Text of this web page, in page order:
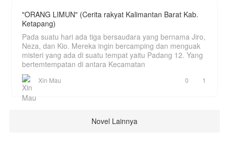
"ORANG LIMUN" (Cerita rakyat Kalimantan Barat Kab.
Ketapang)
Pada suatu hari ada tiga bersaudara yang bernama Jiro,
Neza, dan Kio. Mereka ingin bercamping dan menguak
misteri yang ada di suatu tempat yaitu Padang 12. Yang
bertemtempatan di antara Kecamatan
Xin Mau 0 1
Novel Lainnya